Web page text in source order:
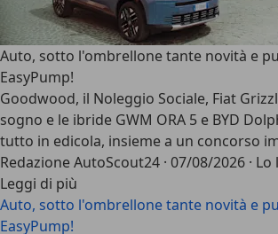
Auto, sotto l'ombrellone tante novità e
EasyPump!
Goodwood, il Noleggio Sociale, Fiat
sogno e le ibride GWM ORA 5 e BYD
tutto in edicola, insieme a un concorso
Redazione AutoScout24 · 07/08/2026 · Lo
Leggi di più
Auto, sotto l'ombrellone tante novità e
EasyPump!